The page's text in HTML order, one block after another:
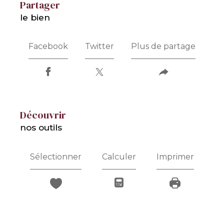
partager
le bien
Facebook Twitter Plus de partage
découvrir
nos outils
Sélectionner Calculer Imprimer